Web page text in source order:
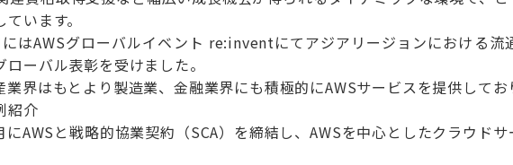
います。
はAWSグローバルイベント re:inventにてアジアリージョンにおける流
ーバル表彰を受けました。
業界はもとより製造業、金融業界にも積極的にAWSサービスを提供してお
紹介
AWSと戦略的協業契約（SCA）を締結し、AWSを中心としたクラウド